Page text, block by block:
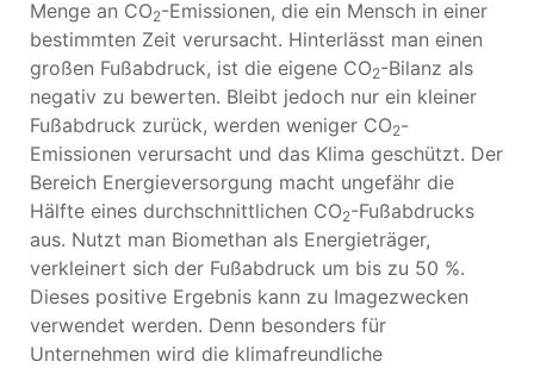
Menge an CO2-Emissionen, die ein Mensch in einer
bestimmten Zeit verursacht. Hinterlässt man einen
großen Fußabdruck, ist die eigene CO2-Bilanz als
negativ zu bewerten. Bleibt jedoch nur ein kleiner
Fußabdruck zurück, werden weniger CO2-
Emissionen verursacht und das Klima geschützt. Der
Bereich Energieversorgung macht ungefähr die
Hälfte eines durchschnittlichen CO2-Fußabdrucks
aus. Nutzt man Biomethan als Energieträger,
verkleinert sich der Fußabdruck um bis zu 50 %.
Dieses positive Ergebnis kann zu Imagezwecken
verwendet werden. Denn besonders für
Unternehmen wird die klimafreundliche